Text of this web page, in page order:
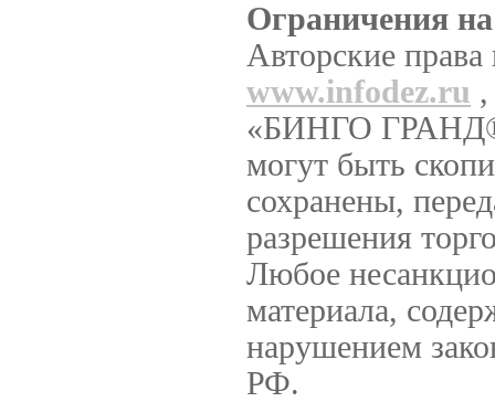
Ограничения
Авторские
www.infodez.ru
«БИНГО
могут быть
сохранены,
разрешения
Любое
материала,
нарушением
РФ.